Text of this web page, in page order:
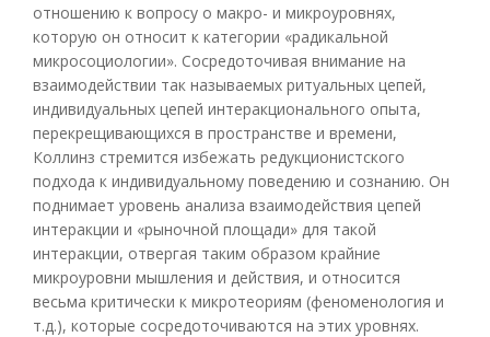
отношению к вопросу о макро- и микроуровнях,
которую он относит к категории «радикальной
микросоциологии». Сосредоточивая внимание на
взаимодействии так называемых ритуальных цепей,
индивидуальных цепей интеракционального опыта,
перекрещивающихся в пространстве и времени,
Коллинз стремится избежать редукционистского
подхода к индивидуальному поведению и сознанию. Он
поднимает уровень анализа взаимодействия цепей
интеракции и «рыночной площади» для такой
интеракции, отвергая таким образом крайние
микроуровни мышления и действия, и относится
весьма критически к микротеориям (феноменология и
т.д.), которые сосредоточиваются на этих уровнях.